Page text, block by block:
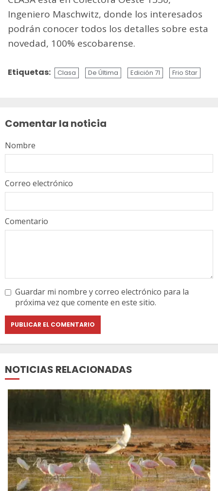
Ingeniero Maschwitz, donde los interesados
podrán conocer todos los detalles sobre esta
novedad, 100% escobarense.
Etiquetas: Clasa De Última Edición 71 Frio Star
Comentar la noticia
Comentario
Nombre
Correo electrónico
Guardar mi nombre y correo electrónico para la
próxima vez que comente en este sitio.
NOTICIAS RELACIONADAS